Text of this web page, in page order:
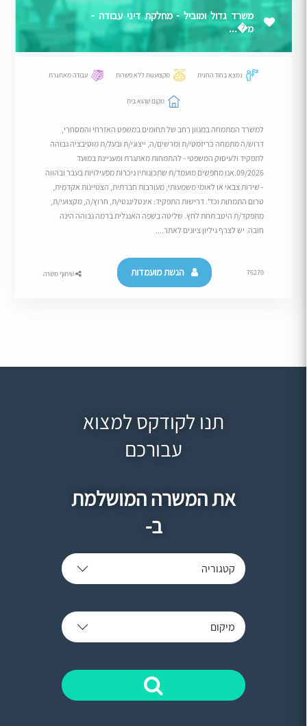
משרד גדול ומוביל - מחלקת דיני עבודה -
מ�...
נמצא בחוד החנית מקצוענות ללא פשרות עבודה מאתגרת
מקום שהוא בית
למשרד המתמחה במגוון רחב של תחומים במשפט האזרחי והמסחרי,
דרוש/ה מתמחה כריזמטי/ת ומרשים/ה, ייצוגי/ת ובעל/ת מוטיבציה גבוהה
לתפקיד ולעיסוק המשפטי - להתמחות מאתגרת ומעניינת במועד
09/2026.אנו מחפשים מועמד/ת שתכונותיו ניכרות מפעילויות בעבר ובהווה
- שירות צבאי או לאומי משמעותי, מעורבות חברתית, הצטיינות אקדמית,
טרום התמחות וכד'. דרישות התפקיד: אינטליגנטי/ת, חרוץ/ה, מקצועי/ת,
מתפקד/ת היטב תחת לחץ. שליטה בשפה האנגלית ברמה גבוהה הינה
חובה. יש לצרף גיליון ציונים לאתר....
76270 הגשת מועמדות שיתוף משרה
תנו לקודקס למצוא
עבורכם
את המשרה המושלמת
ב-
קטגוריה
מיקום